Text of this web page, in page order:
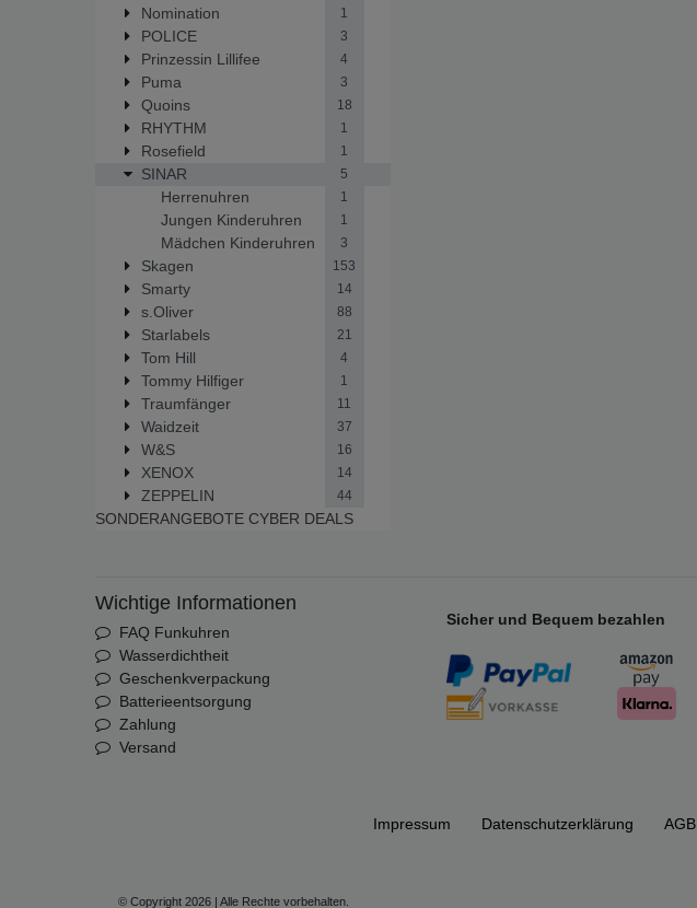
Nomination 1
POLICE 3
Prinzessin Lillifee 4
Puma 3
Quoins 18
RHYTHM 1
Rosefield 1
SINAR 5
Herrenuhren 1
Jungen Kinderuhren 1
Mädchen Kinderuhren 3
Skagen 153
Smarty 14
s.Oliver 88
Starlabels 21
Tom Hill 4
Tommy Hilfiger 1
Traumfänger 11
Waidzeit 37
W&S 16
XENOX 14
ZEPPELIN 44
SONDERANGEBOTE CYBER DEALS
Wichtige Informationen
FAQ Funkuhren
Wasserdichtheit
Geschenkverpackung
Batterieentsorgung
Zahlung
Versand
Sicher und Bequem bezahlen
Impressum Daten­schutz­erklärung AGB
© Copyright 2026 | Alle Rechte vorbehalten.